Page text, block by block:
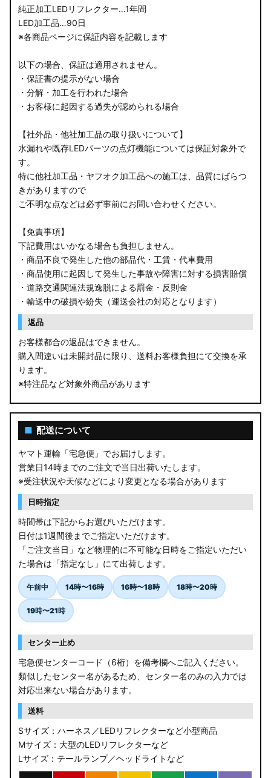
純正加工LEDリフレクター…1年間
LED加工品…90日
※各商品ページに保証内容を記載します
以下の場合、保証は適用されません。
・保証書の提示がない場合
・分解・加工を行われた場合
・お客様に起因する過失が認められる場合
【社外品・他社加工品の取り扱いについて】
水漏れや既存LEDパーツの点灯機能については保証対象外で
す。
特に他社加工品・ヤフオク加工品への施工は、品質にばらつ
きがありますので
ご不明な点などは必ず事前にお問い合わせください。
【免責事項】
下記費用はいかなる場合も負担しません。
・商品不良で発生した他の部品代・工賃・代車費用
・商品使用に起因して発生した事故や障害に対する損害賠償
・道路交通関連法規逸脱による罰金・反則金
・輸送中の破損や紛失（運送会社の対応となります）
返品
お客様都合の返品はできません。
購入間違いは未開封品に限り、送料お客様負担にて交換を承
ります。
※特注品など対象外商品があります
■ 配送について
ヤマト運輸「宅急便」でお届けします。
営業日14時までのご注文で当日出荷いたします。
※受注状況や天候などにより変更となる場合があります
日時指定
時間帯は下記からお選びいただけます。
日付は1週間後までご指定いただけます。
「ご注文当日」など物理的に不可能な日時をご指定いただい
た場合は「指定なし」にて出荷します。
午前中 14時〜16時 16時〜18時 18時〜20時
19時〜21時
センター止め
宅急便センターコード（6桁）を備考欄へご記入ください。
類似したセンター名があるため、センター名のみの入力では
対応出来ない場合があります。
送料
Sサイズ：ハーネス／LEDリフレクターなど小型商品
Mサイズ：大型のLEDリフレクターなど
Lサイズ：テールランプ／ヘッドライトなど